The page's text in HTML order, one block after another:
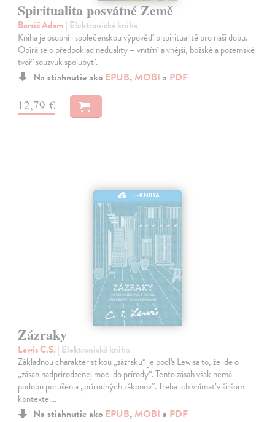
Spiritualita posvátné Země
Borzič Adam | Elektronická kniha
Kniha je osobní i společenskou výpovědí o spiritualitě pro naši dobu.
Opírá se o předpoklad neduality – vnitřní a vnější, božské a pozemské
tvoří souzvuk spolubytí.
Na stiahnutie ako EPUB, MOBI a PDF
12,79 €
E-KNIHA
Zázraky
Lewis C.S. | Elektronická kniha
Základnou charakteristikou „zázraku“ je podľa Lewisa to, že ide o
„zásah nadprirodzenej moci do prírody“. Tento zásah však nemá
podobu porušenia „prírodných zákonov“. Treba ich vnímať v širšom
kontexte.…
Na stiahnutie ako EPUB, MOBI a PDF